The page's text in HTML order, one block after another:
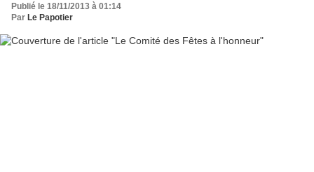
Publié le 18/11/2013 à 01:14
Par Le Papotier